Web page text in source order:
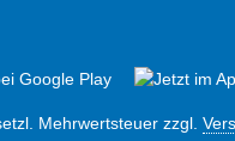
Mehrwertsteuer zzgl.